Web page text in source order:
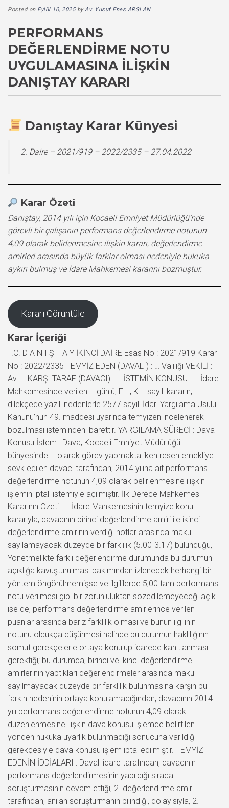
Posted on Eylül 10, 2025byAv. Yusuf Enes ARSLAN
PERFORMANS
DEĞERLENDIRME NOTU
UYGULAMASINA İLIŞKIN
DANIŞTAY KARARI
Danıştay Karar Künyesi
2. Daire – 2021/919 – 2022/2335 – 27.04.2022
Karar Özeti
Danıştay, 2014 yılı için Kocaeli Emniyet Müdürlüğü’nde
görevli bir çalışanın performans değerlendirme notunun
4,09 olarak belirlenmesine ilişkin kararı, değerlendirme
amirleri arasında büyük farklar olması nedeniyle hukuka
aykırı bulmuş ve İdare Mahkemesi kararını bozmuştur.
Kararı Görüntüle
Karar İçeriği
T.C. D A N I Ş T A Y İKİNCİ DAİRE Esas No : 2021/919 Karar
No : 2022/2335 TEMYİZ EDEN (DAVALI) : … Valiliği VEKİLİ :
Av. … KARŞI TARAF (DAVACI) : … İSTEMİN KONUSU : … İdare
Mahkemesince verilen … günlü, E:…, K:… sayılı kararın,
dilekçede yazılı nedenlerle 2577 sayılı İdari Yargılama Usulü
Kanunu’nun 49. maddesi uyarınca temyizen incelenerek
bozulması isteminden ibarettir. YARGILAMA SÜRECİ : Dava
Konusu İstem : Dava; Kocaeli Emniyet Müdürlüğü
bünyesinde … olarak görev yapmakta iken resen emekliye
sevk edilen davacı tarafından, 2014 yılına ait performans
değerlendirme notunun 4,09 olarak belirlenmesine ilişkin
işlemin iptali istemiyle açılmıştır. İlk Derece Mahkemesi
Kararının Özeti : … İdare Mahkemesinin temyize konu
kararıyla; davacının birinci değerlendirme amiri ile ikinci
değerlendirme amirinin verdiği notlar arasında makul
sayılamayacak düzeyde bir farklılık (5.00-3.17) bulunduğu,
Yönetmelikte farklı değerlendirme durumunda bu durumun
açıklığa kavuşturulması bakımından izlenecek herhangi bir
yöntem öngörülmemişse ve ilgililerce 5,00 tam performans
notu verilmesi gibi bir zorunluluktan sözedilemeyeceği açık
ise de, performans değerlendirme amirlerince verilen
puanlar arasında bariz farklılık olması ve bunun ilgilinin
notunu oldukça düşürmesi halinde bu durumun haklılığının
somut gerekçelerle ortaya konulup idarece kanıtlanması
gerektiği; bu durumda, birinci ve ikinci değerlendirme
amirlerinin yaptıkları değerlendirmeler arasında makul
sayılmayacak düzeyde bir farklılık bulunmasına karşın bu
farkın nedeninin ortaya konulamadığından, davacının 2014
yılı performans değerlendirme notunun 4,09 olarak
düzenlenmesine ilişkin dava konusu işlemde belirtilen
yönden hukuka uyarlık bulunmadığı sonucuna varıldığı
gerekçesiyle dava konusu işlem iptal edilmiştir. TEMYİZ
EDENİN İDDİALARI : Davalı idare tarafından, davacının
performans değerlendirmesinin yapıldığı sırada
soruşturmasının devam ettiği, 2. değerlendirme amiri
tarafından, anılan soruşturmanın bilindiği, dolayısıyla, 2.